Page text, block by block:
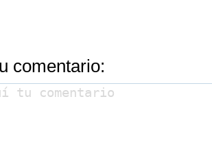
comentario: